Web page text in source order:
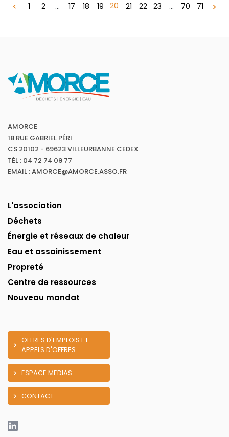
1 2 ... 17 18 19 20 21 22 23 ... 70 71
AMORCE
18 RUE GABRIEL PÉRI
CS 20102 - 69623 VILLEURBANNE CEDEX
TÉL : 04 72 74 09 77
EMAIL : AMORCE@AMORCE.ASSO.FR
L'association
Déchets
Énergie et réseaux de chaleur
Eau et assainissement
Propreté
Centre de ressources
Nouveau mandat
OFFRES D'EMPLOIS ET
APPELS D'OFFRES
ESPACE MEDIAS
CONTACT